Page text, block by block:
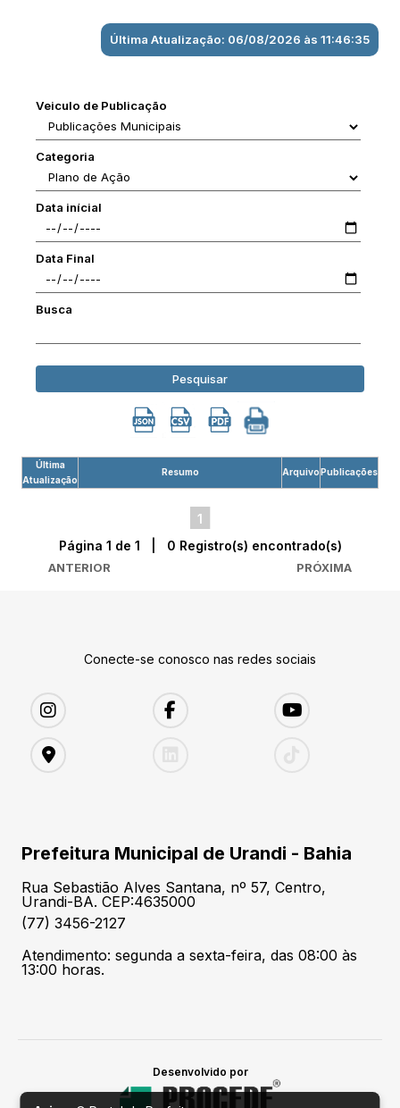
Última Atualização: 06/08/2026 às 11:46:35
Veiculo de Publicação
Categoria
Data inícial
Data Final
Busca
Pesquisar
Última
Atualização
Resumo ArquivoPublicações
1
ANTERIOR
Página 1 de 1 | 0 Registro(s) encontrado(s)
PRÓXIMA
Conecte-se conosco nas redes sociais
Prefeitura Municipal de Urandi - Bahia
Rua Sebastião Alves Santana, nº 57, Centro,
Urandi-BA. CEP:4635000
(77) 3456-2127
Atendimento: segunda a sexta-feira, das 08:00 às
13:00 horas.
Desenvolvido por